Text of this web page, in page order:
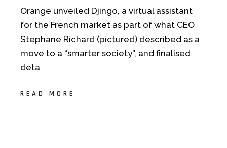
Orange unveiled Djingo, a virtual assistant
for the French market as part of what CEO
Stephane Richard (pictured) described as a
move to a “smarter society”, and finalised
deta
READ MORE